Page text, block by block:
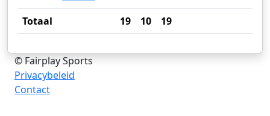
Totaal 19 10 19
© Fairplay Sports
Privacybeleid
Contact